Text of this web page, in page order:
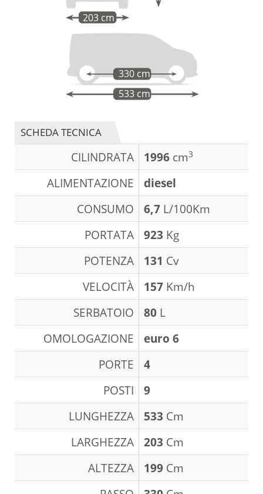
203 cm
533 cm
330 cm
SCHEDA TECNICA
CILINDRATA 1996 cm3
ALIMENTAZIONE
diesel
CONSUMO
6,7 L/100Km
PORTATA
923 Kg
POTENZA
131 Cv
VELOCITÀ
157 Km/h
SERBATOIO
80 L
OMOLOGAZIONE
euro 6
PORTE
4
POSTI
9
LUNGHEZZA
533 Cm
LARGHEZZA
203 Cm
ALTEZZA
199 Cm